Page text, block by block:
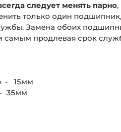
следует менять парно,
только один
Замена обоих
самым продлевая срок
- 15мм
35мм